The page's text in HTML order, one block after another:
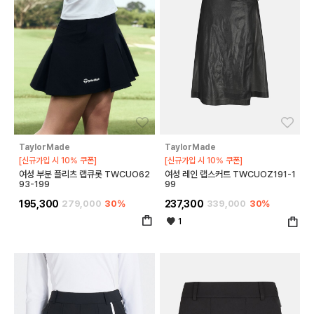
좋아요
TaylorMade
[신규가입 시 10% 쿠폰]
여성 부분 플리츠 랩큐롯 TWCUO62
93-199
195,300 279,000 30%
TaylorMade
[신규가입 시 10% 쿠폰]
여성 레인 랩스커트 TWCUOZ191-1
99
237,300 339,000 30%
1